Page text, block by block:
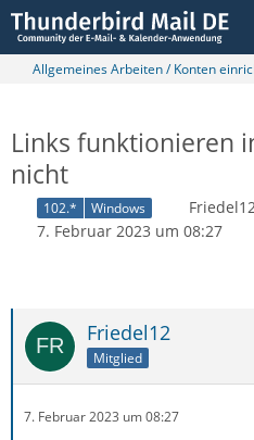
Allgemeines Arbeiten / Konten
Links funktionieren
nicht
102.* Windows
7. Februar 2023 um 08:27
Friedel12
Mitglied
7. Februar 2023 um 08:27